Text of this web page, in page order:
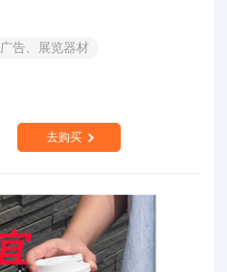
广告、展览器材
去购买